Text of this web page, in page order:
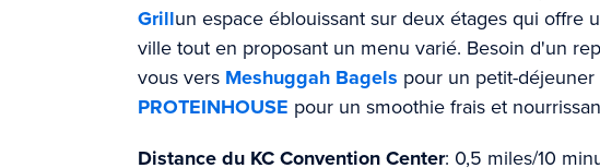
Grillun espace éblouissant sur deux étages qui offre
ville tout en proposant un menu varié. Besoin d'un
vous vers Meshuggah Bagels pour un petit-
PROTEINHOUSE pour un smoothie frais et
Distance du KC Convention Center: 0,5 miles/10